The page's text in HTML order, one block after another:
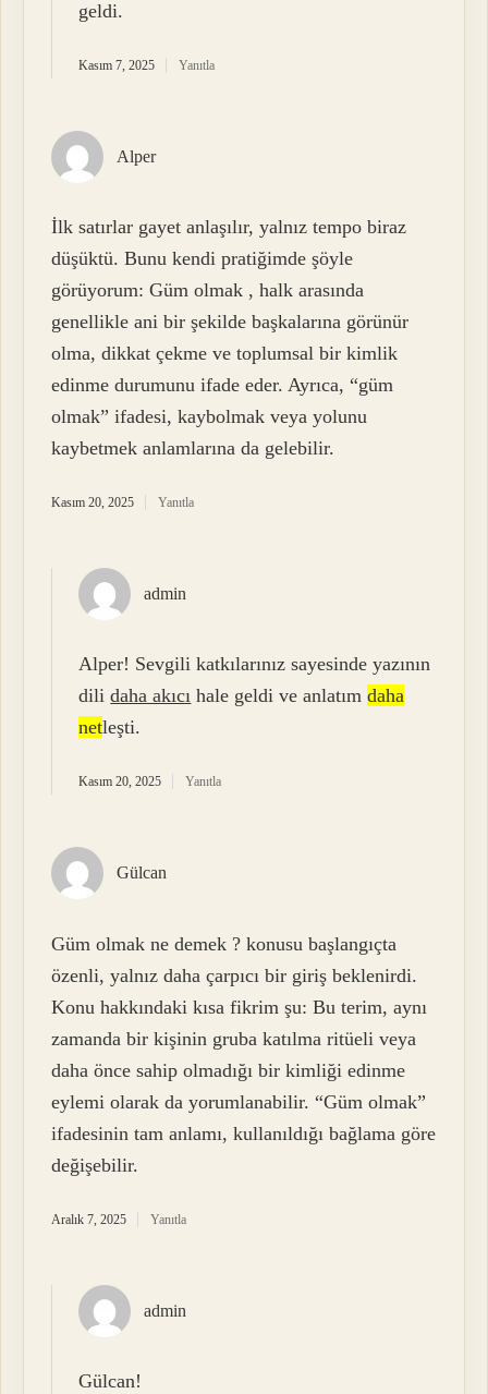
geldi.
Kasım 7, 2025 Yanıtla
Alper
İlk satırlar gayet anlaşılır, yalnız tempo biraz
düşüktü. Bunu kendi pratiğimde şöyle
görüyorum: Güm olmak , halk arasında
genellikle ani bir şekilde başkalarına görünür
olma, dikkat çekme ve toplumsal bir kimlik
edinme durumunu ifade eder. Ayrıca, “güm
olmak” ifadesi, kaybolmak veya yolunu
kaybetmek anlamlarına da gelebilir.
Kasım 20, 2025 Yanıtla
admin
Alper! Sevgili katkılarınız sayesinde yazının
dilidaha akıcı hale geldi ve anlatımdaha
netleşti.
Kasım 20, 2025 Yanıtla
Gülcan
Güm olmak ne demek ? konusu başlangıçta
özenli, yalnız daha çarpıcı bir giriş beklenirdi.
Konu hakkındaki kısa fikrim şu: Bu terim, aynı
zamanda bir kişinin gruba katılma ritüeli veya
daha önce sahip olmadığı bir kimliği edinme
eylemi olarak da yorumlanabilir. “Güm olmak”
ifadesinin tam anlamı, kullanıldığı bağlama göre
değişebilir.
Aralık 7, 2025 Yanıtla
admin
Gülcan!